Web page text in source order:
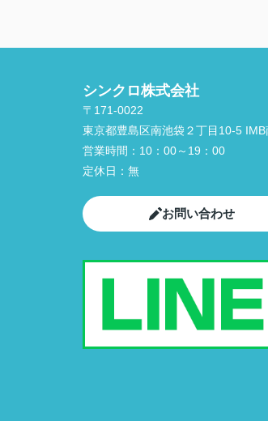
シンクロ株式会社
〒171-0022
東京都豊島区南池袋２丁目10-5
営業時間： 10：00～19：00
定休日： 無
お問い合わせ